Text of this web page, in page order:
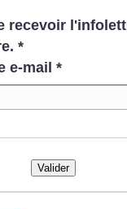
recevoir
*
e-mail *
Valider